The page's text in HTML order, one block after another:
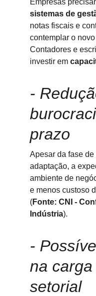
Empresas
sistemas de
notas fiscais e
contemplar o
Contadores e
investir em
-
prazo
Apesar da fase
adaptação, a
ambiente de
e menos custoso
(Fonte: CNI -
Indústria).
-
na
setorial